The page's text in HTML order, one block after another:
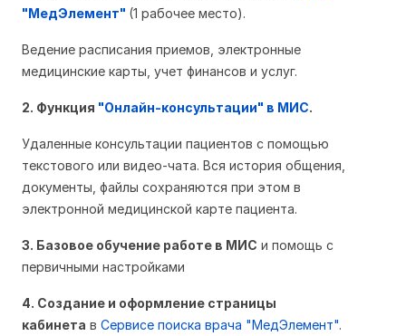
"МедЭлемент" (1 рабочее место).
Ведение расписания приемов, электронные
медицинские карты, учет финансов и услуг.
2. Функция "Онлайн-консультации" в МИС.
Удаленные консультации пациентов с помощью
текстового или видео-чата. Вся история общения,
документы, файлы сохраняются при этом в
электронной медицинской карте пациента.
3. Базовое обучение работе в МИС и помощь с
первичными настройками
4. Создание и оформление страницы
кабинета в Сервисе поиска врача "МедЭлемент".